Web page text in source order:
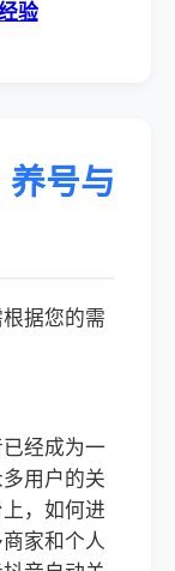
验
养号与
据您的需
经成为一
用户的关
，如何进
家和个人